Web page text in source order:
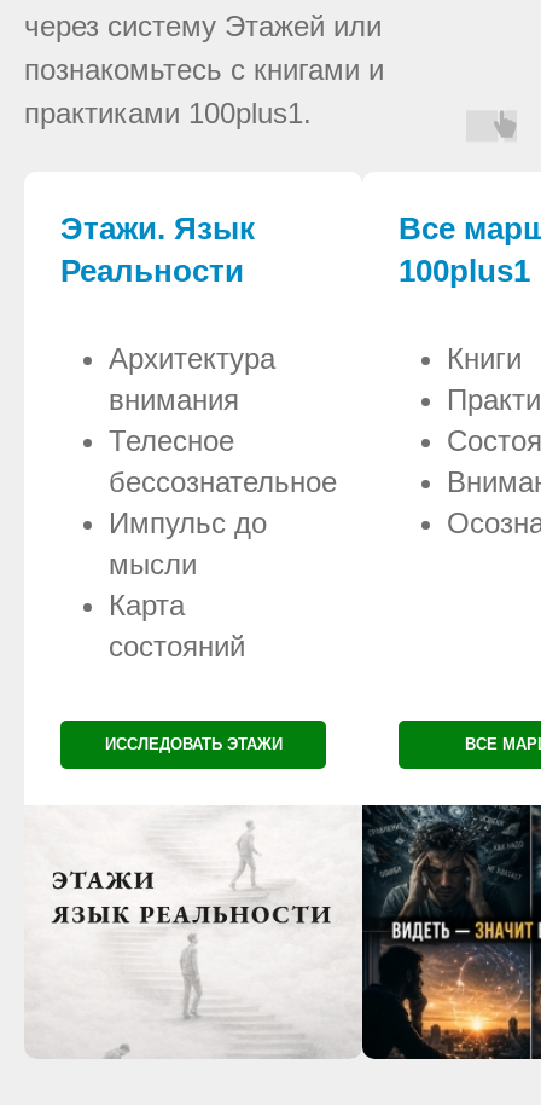
через систему Этажей или
познакомьтесь с книгами и
практиками 100plus1.
Этажи. Язык
Реальности
Архитектура
внимания
Телесное
бессознательное
Импульс до
мысли
Карта
состояний
ИССЛЕДОВАТЬ ЭТАЖИ
Все
100plus1
Книги
ВСЕ